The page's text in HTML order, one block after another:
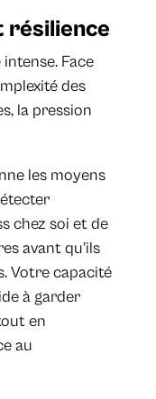
résilience
Face
des
la pression
les moyens
chez soi et de
avant qu’ils
Votre capacité
à garder
en
au